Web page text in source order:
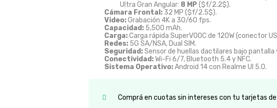
Ultra Gran Angular: 8 MP ($f/2.2$).
Cámara Frontal: 32 MP ($f/2.5$).
Video:Grabación 4K a 30/60 fps.
Capacidad: 5,500 mAh.
Carga:Carga rápida SuperVOOC de 120W (conector
Redes: 5G SA/NSA, Dual SIM.
Seguridad:Sensor de huellas dactilares bajo
Conectividad:Wi-Fi 6/7, Bluetooth 5.4 y NFC.
Sistema Operativo:Android 14 con Realme UI 5.0.
Comprá en cuotas sin intereses con tu tarjetas